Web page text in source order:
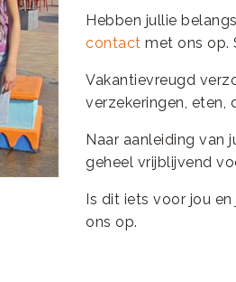
Hebben jullie
contact met ons op.
Vakantievreugd
verzekeringen, eten,
Naar aanleiding van
geheel vrijblijvend
Is dit iets voor jou en
ons op.